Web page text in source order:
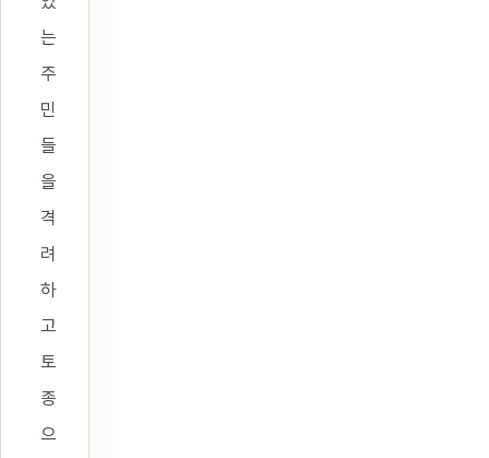
는
주
민
들
을
격
려
하
고
토
종
으